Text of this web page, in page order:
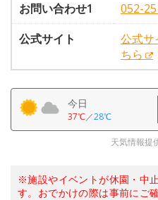
お問い合わせ1
052-
公式サイト
公式サ
ちら
今日
37℃／28℃
天気情報提
※施設やイベントが休園・中
す。おでかけの際は事前にご